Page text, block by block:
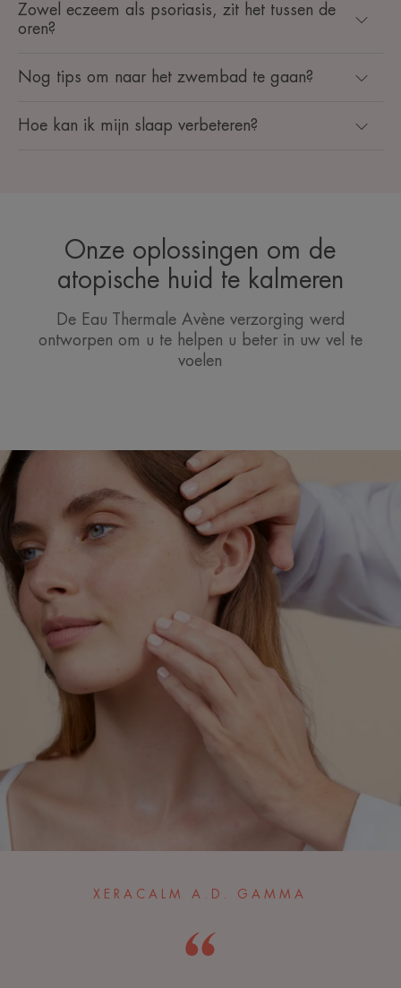
Zowel eczeem als psoriasis, zit het tussen de
oren?
Nog tips om naar het zwembad te gaan?
Hoe kan ik mijn slaap verbeteren?
Onze oplossingen om de
atopische huid te kalmeren
De Eau Thermale Avène verzorging werd
ontworpen om u te helpen u beter in uw vel te
voelen
XERACALM A.D. GAMMA